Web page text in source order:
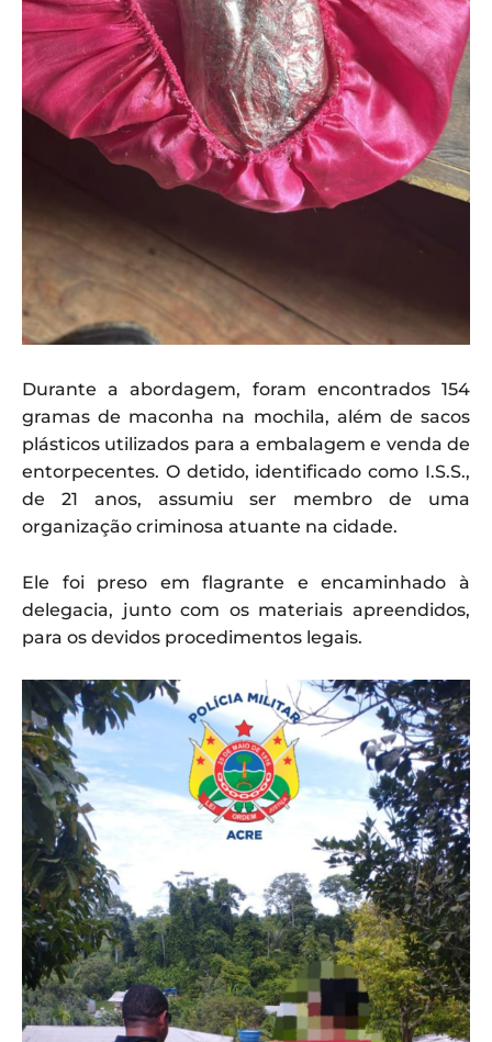
Durante a abordagem, foram encontrados 154
gramas de maconha na mochila, além de sacos
plásticos utilizados para a embalagem e venda de
entorpecentes. O detido, identificado como I.S.S.,
de 21 anos, assumiu ser membro de uma
organização criminosa atuante na cidade.
Ele foi preso em flagrante e encaminhado à
delegacia, junto com os materiais apreendidos,
para os devidos procedimentos legais.